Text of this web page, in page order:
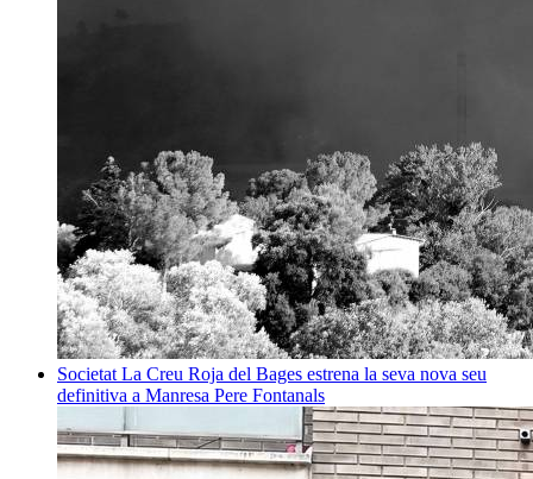
Societat La Creu Roja del Bages estrena la seva nova seu
definitiva a Manresa Pere Fontanals